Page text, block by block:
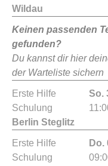
Wildau
Keinen passenden
gefunden?
Du kannst dir hier
der Warteliste sichern
Erste Hilfe
Schulung
Berlin Steglitz
So.
Erste Hilfe
Schulung
Do.